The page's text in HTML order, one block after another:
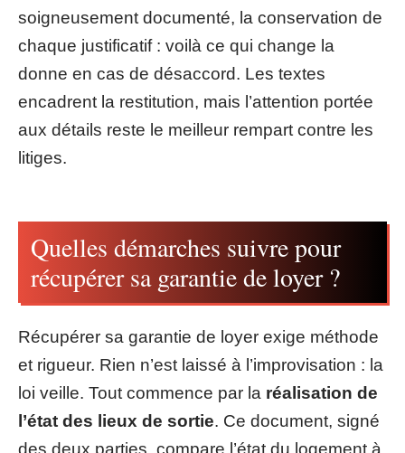
soigneusement documenté, la conservation de
chaque justificatif : voilà ce qui change la
donne en cas de désaccord. Les textes
encadrent la restitution, mais l’attention portée
aux détails reste le meilleur rempart contre les
litiges.
Quelles démarches suivre pour
récupérer sa garantie de loyer ?
Récupérer sa garantie de loyer exige méthode
et rigueur. Rien n’est laissé à l’improvisation : la
loi veille. Tout commence par la réalisation de
l’état des lieux de sortie. Ce document, signé
des deux parties, compare l’état du logement à